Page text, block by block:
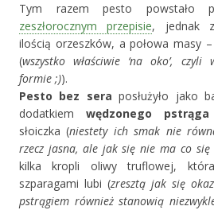
Tym razem pesto powstało
zeszłorocznym przepisie, jednak
ilością orzeszków, a połowa masy
(wszystko właściwie ‘na oko’,
formie ;)).
Pesto bez sera posłużyło jako
dodatkiem wędzonego pstrąga
słoiczka (niestety ich smak nie
rzecz jasna, ale jak się nie ma co
kilka kropli oliwy truflowej,
szparagami lubi (zresztą jak się
pstrągiem również stanowią